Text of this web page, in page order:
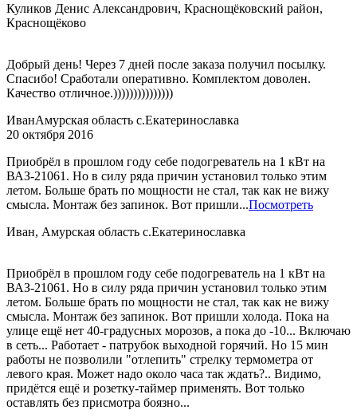
Куликов Денис Александрович, Краснощёковский район,
Краснощёково
Добрый день! Через 7 дней после заказа получил посылку.
Спасибо! Сработали оперативно. Комплектом доволен.
Качество отличное.)))))))))))))))
ИванАмурская область с.Екатеринославка
20 октября 2016
Приобрёл в прошлом году себе подогреватель на 1 кВт на
ВАЗ-21061. Но в силу ряда причин установил только этим
летом. Больше брать по мощности не стал, так как не вижу
смысла. Монтаж без запинок. Вот пришли...Посмотреть
Иван, Амурская область с.Екатеринославка
Приобрёл в прошлом году себе подогреватель на 1 кВт на
ВАЗ-21061. Но в силу ряда причин установил только этим
летом. Больше брать по мощности не стал, так как не вижу
смысла. Монтаж без запинок. Вот пришли холода. Пока на
улице ещё нет 40-градусных морозов, а пока до -10... Включаю
в сеть... Работает - патрубок выходной горячий. Но 15 мин
работы не позволили "отлепить" стрелку термометра от
левого края. Может надо около часа так ждать?.. Видимо,
придётся ещё и розетку-таймер применять. Вот только
оставлять без присмотра боязно...